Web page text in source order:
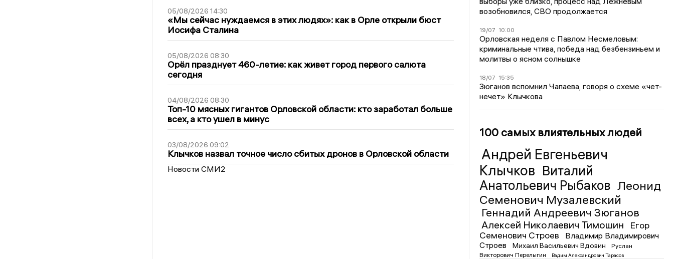
05/08/2026 14:30
«Мы сейчас нуждаемся в этих людях»: как в Орле открыли бюст
Иосифа Сталина
05/08/2026 08:30
Орёл празднует 460-летие: как живет город первого салюта
сегодня
04/08/2026 08:30
Топ-10 мясных гигантов Орловской области: кто заработал больше
всех, а кто ушел в минус
03/08/2026 09:02
Клычков назвал точное число сбитых дронов в Орловской области
Новости СМИ2
возобновился, СВО продолжается
19/07 10:00
Орловская неделя с Павлом Несмеловым:
криминальные чтива, победа над безбензиньем и
молитвы о ясном солнышке
18/07 15:35
Зюганов вспомнил Чапаева, говоря о схеме «чет-
нечет» Клычкова
100 самых влиятельных людей
Андрей Евгеньевич
Клычков Виталий
Анатольевич Рыбаков Леонид
Семенович Музалевский
Геннадий Андреевич Зюганов
Алексей Николаевич Тимошин
Егор
Семенович Строев
Владимир Владимирович
Строев
Михаил Васильевич Вдовин
Руслан
Викторович Перелыгин
Вадим Александрович Тарасов